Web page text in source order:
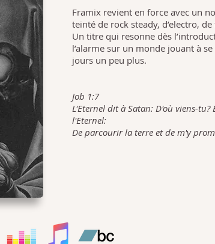
Framix revient en force avec un
teinté de rock steady, d’electro,
Un titre qui resonne dès
l’alarme sur un monde jouant à
jours un peu plus.
Job 1:7
L'Eternel dit à Satan: D'où viens-
l'Eternel:
De parcourir la terre et de m'y